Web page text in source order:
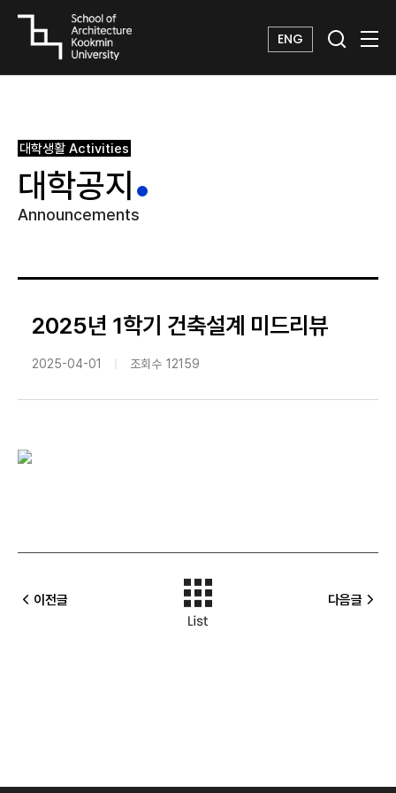
ENG
대학생활 Activities
대학공지
Announcements
2025년 1학기 건축설계 미드리뷰
2025-04-01 조회수 12159
이전글 다음글